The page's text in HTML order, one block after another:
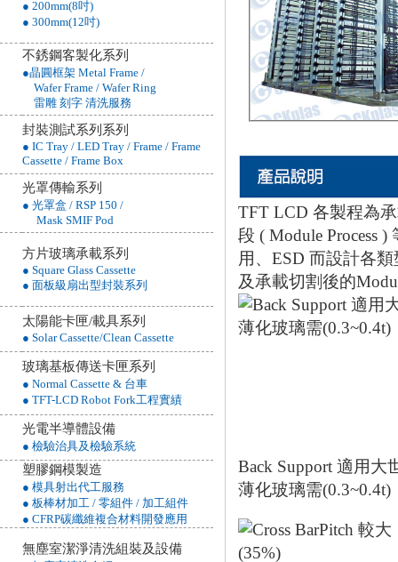
● 200mm(8吋)
● 300mm(12吋)
不銹鋼客製化系列
●晶圓框架 Metal Frame /
Wafer Frame / Wafer Ring
雷雕 刻字 清洗服務
封裝測試系列系列
● IC Tray / LED Tray / Frame / Frame
Cassette / Frame Box
光罩傳輸系列
● 光罩盒 / RSP 150 /
Mask SMIF Pod
方片玻璃承載系列
● Square Glass Cassette
● 面板級扇出型封裝系列
太陽能卡匣/載具系列
● Solar Cassette/Clean Cassette
玻璃基板傳送卡匣系列
● Normal Cassette & 台車
● TFT-LCD Robot Fork工程實績
光電半導體設備
● 檢驗治具及檢驗系統
塑膠鋼模製造
● 模具射出代工服務
● 板棒材加工 / 零組件 / 加工組件
● CFRP碳纖維複合材料開發應用
無塵室潔淨清洗組裝及設備
TFT LCD 各製程為承
段 ( Module Process
用、ESD 而設計各
及承載切割後的
Back Support 適用大
薄化玻璃需(0.3~0.4t)